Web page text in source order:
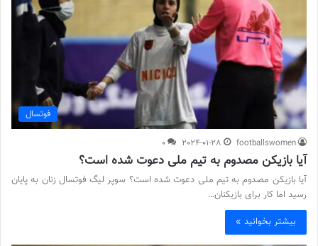
فوتسال
footballswomen
2024-01-28
0
آیا بازیکن مصدوم به تیم ملی دعوت شده است؟
آیا بازیکن مصدوم به تیم ملی دعوت شده است؟ سوپر لیگ فوتسال زنان به پایان
رسید اما کار برای بازیکنان…
بیشتر بخوانید »